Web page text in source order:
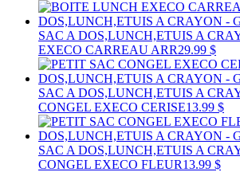
SAC A DOS,LUNCH,ETUIS A
EXECO CARREAU ARR29.99 $
SAC A DOS,LUNCH,ETUIS A
CONGEL EXECO CERISE13.99 $
SAC A DOS,LUNCH,ETUIS A
CONGEL EXECO FLEUR13.99 $